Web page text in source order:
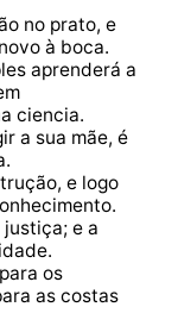
no prato, e
à boca.
aprenderá a
ciencia.
a sua mãe, é
e logo
e a
os
as costas